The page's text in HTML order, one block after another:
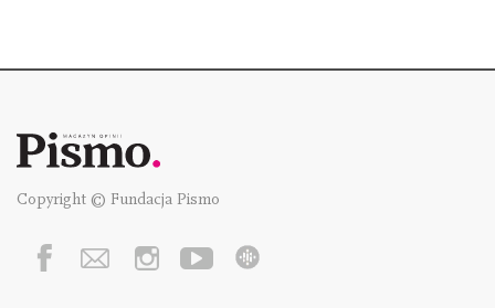
Copyright © Fundacja Pismo